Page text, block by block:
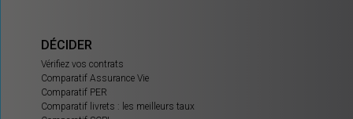
DÉCIDER
Vérifiez vos contrats
Comparatif Assurance Vie
Comparatif PER
Comparatif livrets : les meilleurs taux